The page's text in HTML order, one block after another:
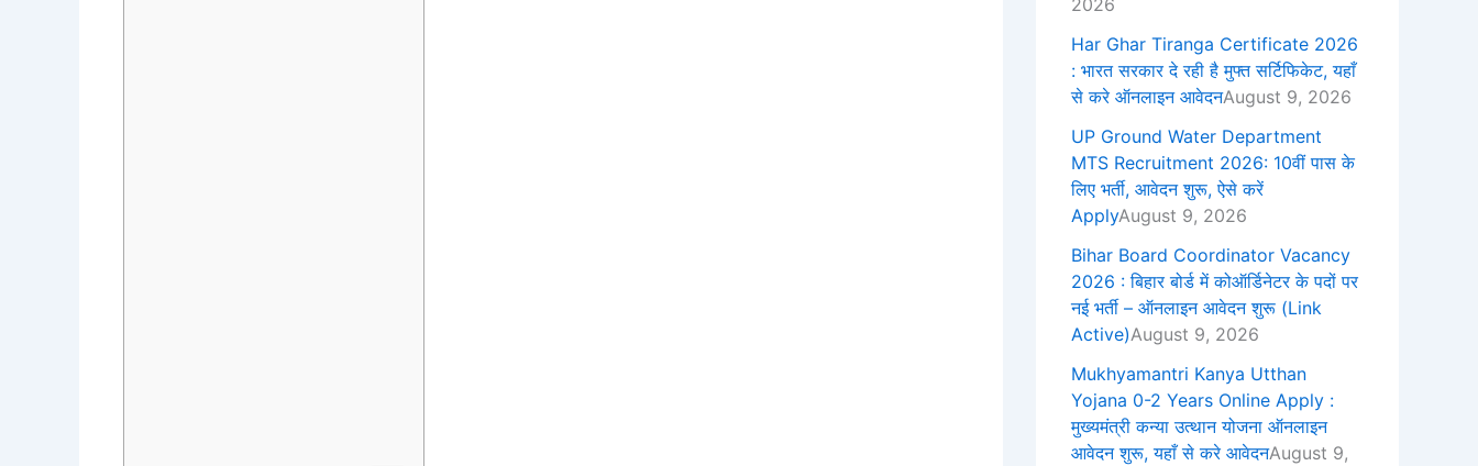
2026
Har Ghar Tiranga Certificate 2026
: भारत सरकार दे रही है मुफ्त सर्टिफिकेट, यहाँ
से करे ऑनलाइन आवेदनAugust 9, 2026
UP Ground Water Department
MTS Recruitment 2026: 10वीं पास के
लिए भर्ती, आवेदन शुरू, ऐसे करें
ApplyAugust 9, 2026
Bihar Board Coordinator Vacancy
2026 : बिहार बोर्ड में कोऑर्डिनेटर के पदों पर
नई भर्ती – ऑनलाइन आवेदन शुरू (Link
Active)August 9, 2026
Mukhyamantri Kanya Utthan
Yojana 0-2 Years Online Apply :
मुख्यमंत्री कन्या उत्थान योजना ऑनलाइन
आवेदन शुरू, यहाँ से करे आवेदनAugust 9,